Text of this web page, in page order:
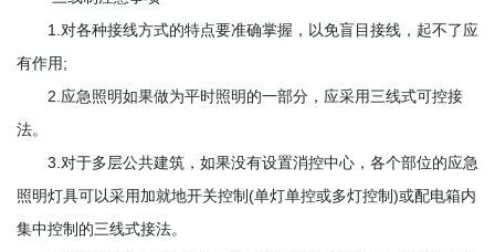
1.对各种接线方式的特点要准确掌握，以免盲目接线，起不了应
有作用;
2.应急照明如果做为平时照明的一部分，应采用三线式可控接
法。
3.对于多层公共建筑，如果没有设置消控中心，各个部位的应急
照明灯具可以采用加就地开关控制(单灯单控或多灯控制)或配电箱内
集中控制的三线式接法。